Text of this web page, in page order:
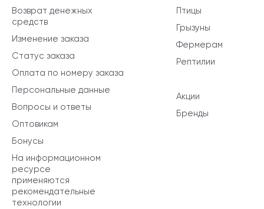
Птицы
Грызуны
Фермерам
Рептилии
Акции
Бренды
Возврат денежных
средств
Изменение заказа
Статус заказа
Оплата по номеру заказа
Персональные данные
Вопросы и ответы
Оптовикам
Бонусы
На информационном
ресурсе
применяются
рекомендательные
технологии